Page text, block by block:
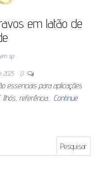
em latão de
sp
2025 0
essenciais para aplicações
Ilhós, referência… Continue